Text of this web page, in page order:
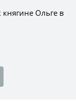
княгине Ольге в